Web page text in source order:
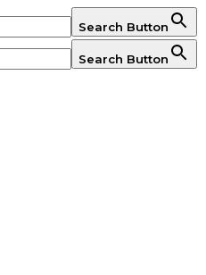
Search Button
Search Button